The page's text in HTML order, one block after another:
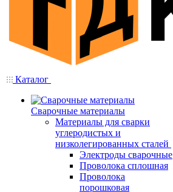
Каталог
Сварочные материалы
Материалы для сварки
углеродистых и
низколегированных сталей
Электроды сварочные
Проволока сплошная
Проволока
порошковая